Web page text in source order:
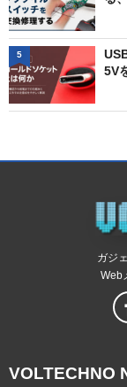
5V
5
ガジ
Web
VOLTECHNO